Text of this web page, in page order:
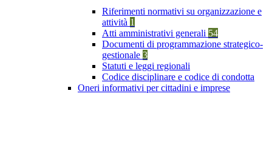
Riferimenti normativi su organizzazione e
attività 1
Atti amministrativi generali 54
Documenti di programmazione strategico-
gestionale 3
Statuti e leggi regionali
Codice disciplinare e codice di condotta
Oneri informativi per cittadini e imprese